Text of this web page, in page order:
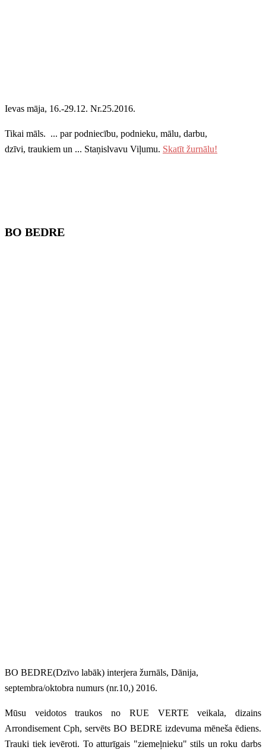
Ievas māja, 16.-29.12. Nr.25.2016.
Tikai māls. ... par podniecību, podnieku, mālu, darbu,
dzīvi, traukiem un ... Staņislvavu Viļumu. Skatīt žurnālu!
BO BEDRE
BO BEDRE(Dzīvo labāk) interjera žurnāls, Dānija,
septembra/oktobra numurs (nr.10,) 2016.
Mūsu veidotos traukos no RUE VERTE veikala, dizains
Arrondisement Cph, servēts BO BEDRE izdevuma mēneša ēdiens.
Trauki tiek ievēroti. To atturīgais "ziemeļnieku" stils un roku darbs